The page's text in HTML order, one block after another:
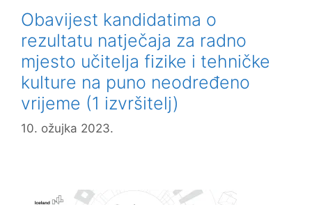
Obavijest kandidatima o
rezultatu natječaja za radno
mjesto učitelja fizike i tehničke
kulture na puno neodređeno
vrijeme (1 izvršitelj)
10. ožujka 2023.